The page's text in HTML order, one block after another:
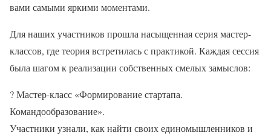
вами самыми яркими моментами.
Для наших участников прошла насыщенная серия мастер-
классов, где теория встретилась с практикой. Каждая сессия
была шагом к реализации собственных смелых замыслов:
?Мастер-класс «Формирование стартапа.
Командообразование».
Участники узнали, как найти своих единомышленников и